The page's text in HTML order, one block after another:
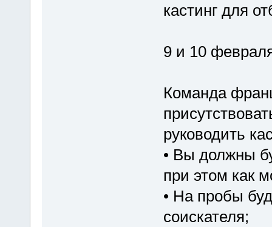
кастинг для
9 и 10
Команда
руководить
• Вы должны
при этом как
• На пробы
соискателя;